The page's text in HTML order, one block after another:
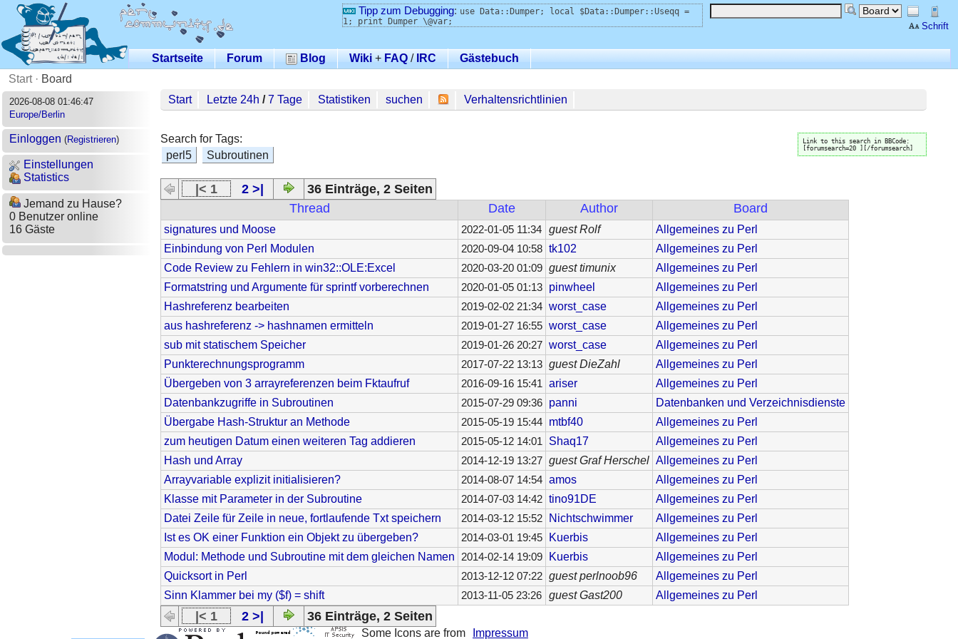
Schrift
Tipp zum Debugging: use Data::Dumper; local $Data::Dumper::Useqq =
1; print Dumper \@var;
Startseite Forum Blog Wiki+ FAQ /IRC
Gästebuch
Start· Board
2026-08-08 01:46:47
Europe/Berlin
Einloggen (Registrieren)
Einstellungen
Statistics
Jemand zu Hause?
0 Benutzer online
16 Gäste
Start Letzte 24h /7 Tage Statistiken suchen Verhaltensrichtlinien
Link to this search in BBCode:
[forumsearch=20 ][/forumsearch]
Search for Tags:
perl5
Subroutinen
|< 1 2 >| 36 Einträge, 2 Seiten
Thread Date Author Board
signatures und Moose 2022-01-05 11:34 guest Rolf
Allgemeines zu Perl
Einbindung von Perl Modulen
2020-09-04 10:58 tk102
Allgemeines zu Perl
Code Review zu Fehlern in win32::OLE:Excel
2020-03-20 01:09 guest timunix
Allgemeines zu Perl
Formatstring und Argumente für sprintf vorberechnen
2020-01-05 01:13 pinwheel
Allgemeines zu Perl
Hashreferenz bearbeiten
2019-02-02 21:34 worst_case
Allgemeines zu Perl
aus hashreferenz -> hashnamen ermitteln
2019-01-27 16:55 worst_case
Allgemeines zu Perl
sub mit statischem Speicher
2019-01-26 20:27 worst_case
Allgemeines zu Perl
Punkterechnungsprogramm
2017-07-22 13:13 guest DieZahl
Allgemeines zu Perl
Übergeben von 3 arrayreferenzen beim Fktaufruf
2016-09-16 15:41 ariser
Allgemeines zu Perl
Datenbankzugriffe in Subroutinen
2015-07-29 09:36 panni
Datenbanken und Verzeichnisdienste
Übergabe Hash-Struktur an Methode
2015-05-19 15:44 mtbf40
Allgemeines zu Perl
zum heutigen Datum einen weiteren Tag addieren
2015-05-12 14:01 Shaq17
Allgemeines zu Perl
Hash und Array
2014-12-19 13:27 guest Graf Herschel Allgemeines zu Perl
Arrayvariable explizit initialisieren?
2014-08-07 14:54 amos
Allgemeines zu Perl
Klasse mit Parameter in der Subroutine
2014-07-03 14:42 tino91DE
Allgemeines zu Perl
Datei Zeile für Zeile in neue, fortlaufende Txt speichern
2014-03-12 15:52 Nichtschwimmer
Allgemeines zu Perl
Ist es OK einer Funktion ein Objekt zu übergeben?
2014-03-01 19:45 Kuerbis
Allgemeines zu Perl
Modul: Methode und Subroutine mit dem gleichen Namen
2014-02-14 19:09 Kuerbis
Allgemeines zu Perl
Quicksort in Perl
2013-12-12 07:22 guest perlnoob96
Allgemeines zu Perl
Sinn Klammer bei my ($f) = shift
2013-11-05 23:26 guest Gast200 Allgemeines zu Perl
|< 1 2 >| 36 Einträge, 2 Seiten
Some Icons are from Impressum